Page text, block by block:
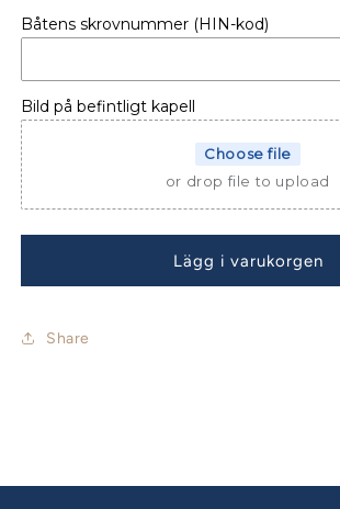
PULPETÖVERDRAG
525
R
PULPETÖVERDRAG
525
R
Båtens skrovnummer (HIN-kod)
Bild på befintligt kapell
Choose file
or drop file to upload
Lägg i varukorgen
Share